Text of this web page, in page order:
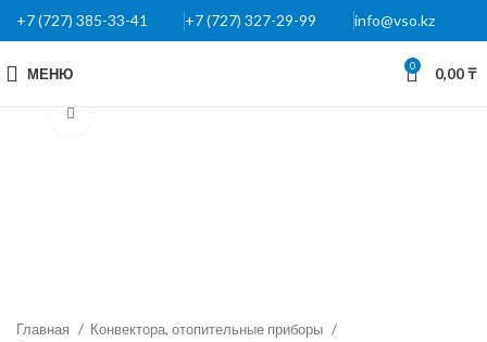
+7 (727) 385-33-41 +7 (727) 327-29-99 info@vso.kz
МЕНЮ 0 0,00₸
Главная
Конвектора, отопительные приборы